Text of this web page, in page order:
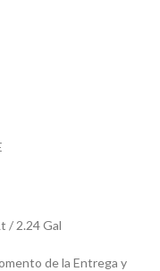
/ 2.24 Gal
de la Entrega y